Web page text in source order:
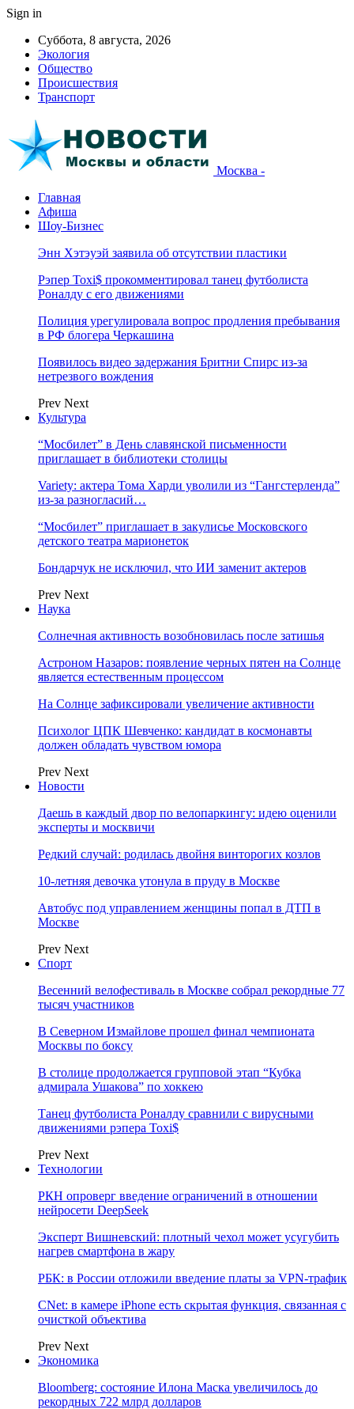
Sign in
Суббота, 8 августа, 2026
Экология
Общество
Происшествия
Транспорт
Москва -
Главная
Афиша
Шоу-Бизнес
Энн Хэтэуэй заявила об отсутствии пластики
Рэпер Toxi$ прокомментировал танец футболиста
Роналду с его движениями
Полиция урегулировала вопрос продления пребывания
в РФ блогера Черкашина
Появилось видео задержания Бритни Спирс из-за
нетрезвого вождения
Prev Next
Культура
“Мосбилет” в День славянской письменности
приглашает в библиотеки столицы
Variety: актера Тома Харди уволили из “Гангстерленда”
из-за разногласий…
“Мосбилет” приглашает в закулисье Московского
детского театра марионеток
Бондарчук не исключил, что ИИ заменит актеров
Prev Next
Наука
Солнечная активность возобновилась после затишья
Астроном Назаров: появление черных пятен на Солнце
является естественным процессом
На Солнце зафиксировали увеличение активности
Психолог ЦПК Шевченко: кандидат в космонавты
должен обладать чувством юмора
Prev Next
Новости
Даешь в каждый двор по велопаркингу: идею оценили
эксперты и москвичи
Редкий случай: родилась двойня винторогих козлов
10-летняя девочка утонула в пруду в Москве
Автобус под управлением женщины попал в ДТП в
Москве
Prev Next
Спорт
Весенний велофестиваль в Москве собрал рекордные 77
тысяч участников
В Северном Измайлове прошел финал чемпионата
Москвы по боксу
В столице продолжается групповой этап “Кубка
адмирала Ушакова” по хоккею
Танец футболиста Роналду сравнили с вирусными
движениями рэпера Toxi$
Prev Next
Технологии
РКН опроверг введение ограничений в отношении
нейросети DeepSeek
Эксперт Вишневский: плотный чехол может усугубить
нагрев смартфона в жару
РБК: в России отложили введение платы за VPN-трафик
CNet: в камере iPhone есть скрытая функция, связанная с
очисткой объектива
Prev Next
Экономика
Bloomberg: состояние Илона Маска увеличилось до
рекордных 722 млрд долларов